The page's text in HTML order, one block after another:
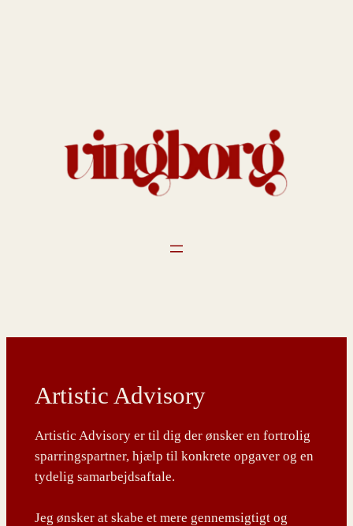
Artistic Advisory
Artistic Advisory er til dig der ønsker en fortrolig
sparringspartner, hjælp til konkrete opgaver og en
tydelig samarbejdsaftale.
Jeg ønsker at skabe et mere gennemsigtigt og